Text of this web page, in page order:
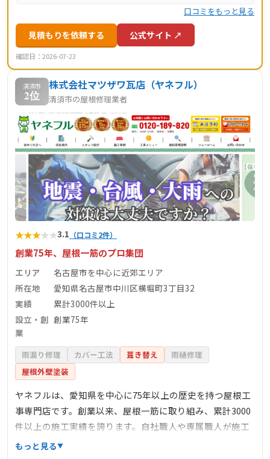
口コミをもっと見る
見積もりを依頼する 公式サイト ↗
確認日：2026-07-23
清須市
2位
株式会社マツザワ瓦店（ヤネフル）
清須市の屋根修理業者
★★★★★3.1 （口コミ2件）
創業75年、屋根一筋のプロ集団
エリア
名古屋市を中心に近郊エリア
所在地
愛知県名古屋市中川区横堀町3丁目32
実績
累計3000件以上
設立・創
業
創業75年
雨漏り修理 カバー工法 葺き替え
雨樋修理
屋根外壁塗装
ヤネフルは、愛知県を中心に75年以上の歴史を持つ屋根工
事専門店です。創業以来、屋根一筋に取り組み、累計3000
件以上の施工実績を誇ります。自社職人や専属職人が施工
を担当し、中間マージンのない適正価格で高品質なサービ
もっと見る